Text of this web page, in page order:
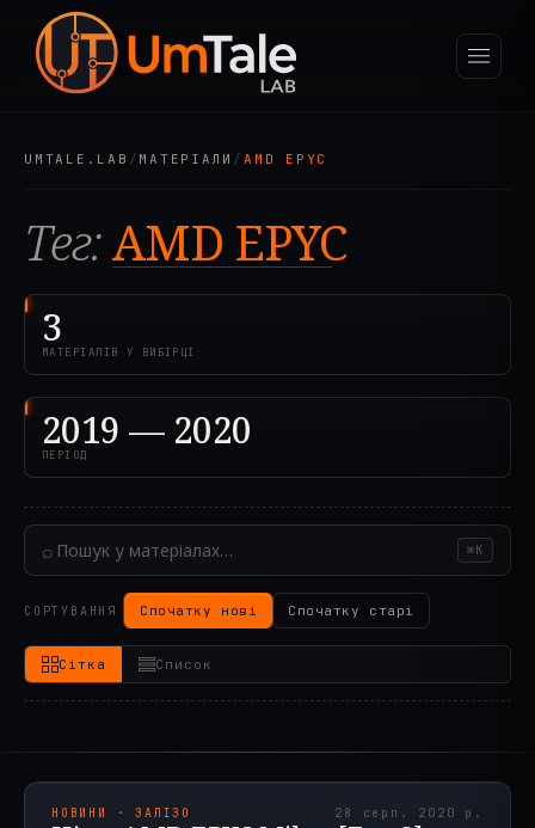
UMTALE.LAB / МАТЕРІАЛИ / AMD EPYC
Тег:AMD EPYC
3
МАТЕРІАЛІВ У ВИБІРЦІ
2019 — 2020
ПЕРІОД
⌕ ⌘K
СОРТУВАННЯ Спочатку нові Спочатку старі
Сітка Список
НОВИНИ · ЗАЛІЗО 28 серп. 2020 р.